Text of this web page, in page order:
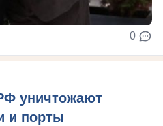
0
уничтожают
и порты